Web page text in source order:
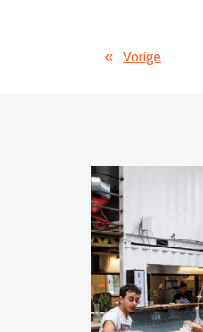
« Vorige